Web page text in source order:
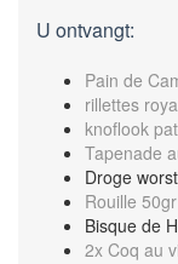
U ontvangt:
Pain de
rillettes
knoflook
Tapenade
Droge
Rouille 50gr
Bisque de
2x Coq au